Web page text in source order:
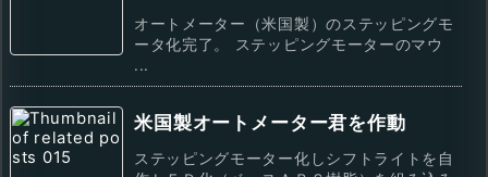
オートメーター（米国製）のステッピングモ
ータ化完了。 ステッピングモーターのマウ
...
米国製オートメーター君を作動
ステッピングモーター化しシフトライトを自